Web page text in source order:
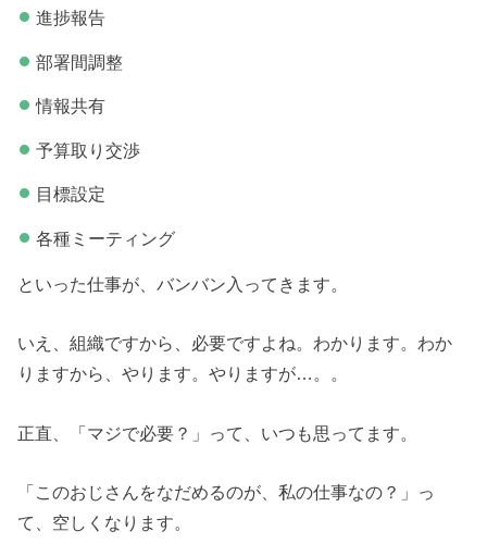
進捗報告
部署間調整
情報共有
予算取り交渉
目標設定
各種ミーティング
といった仕事が、バンバン入ってきます。
いえ、組織ですから、必要ですよね。わかります。わか
りますから、やります。やりますが…。。
正直、「マジで必要？」って、いつも思ってます。
「このおじさんをなだめるのが、私の仕事なの？」っ
て、空しくなります。